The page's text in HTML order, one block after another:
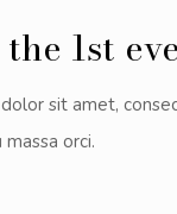
1st
sit amet,
orci.